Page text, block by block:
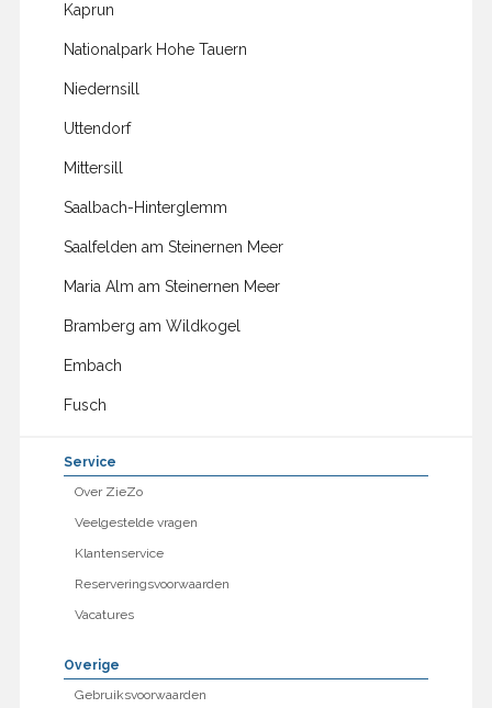
Kaprun
Nationalpark Hohe Tauern
Niedernsill
Uttendorf
Mittersill
Saalbach-Hinterglemm
Saalfelden am Steinernen Meer
Maria Alm am Steinernen Meer
Bramberg am Wildkogel
Embach
Fusch
Service
Over ZieZo
Veelgestelde vragen
Klantenservice
Reserveringsvoorwaarden
Vacatures
Overige
Gebruiksvoorwaarden